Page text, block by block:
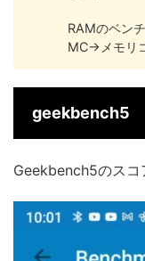
RAMのベン
MC→メモリ
geekbench5
Geekbench5のスコ